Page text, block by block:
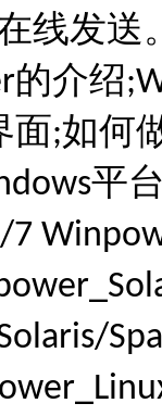
线发送
的介绍
面;如何
平
7